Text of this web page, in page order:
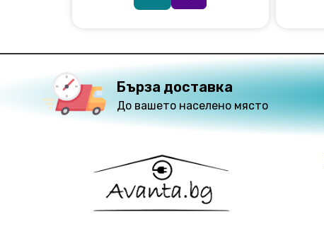
Бърза доставка
До вашето населено място